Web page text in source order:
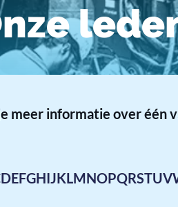
meer informatie over één
DEFGHIJKLMNOPQRSTUV